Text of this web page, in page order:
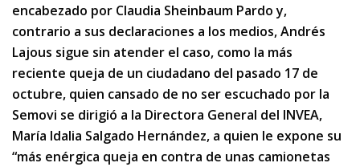
encabezado por Claudia Sheinbaum Pardo y,
contrario a sus declaraciones a los medios, Andrés
Lajous sigue sin atender el caso, como la más
reciente queja de un ciudadano del pasado 17 de
octubre, quien cansado de no ser escuchado por la
Semovi se dirigió a la Directora General del INVEA,
María Idalia Salgado Hernández, a quien le expone su
“más enérgica queja en contra de unas camionetas